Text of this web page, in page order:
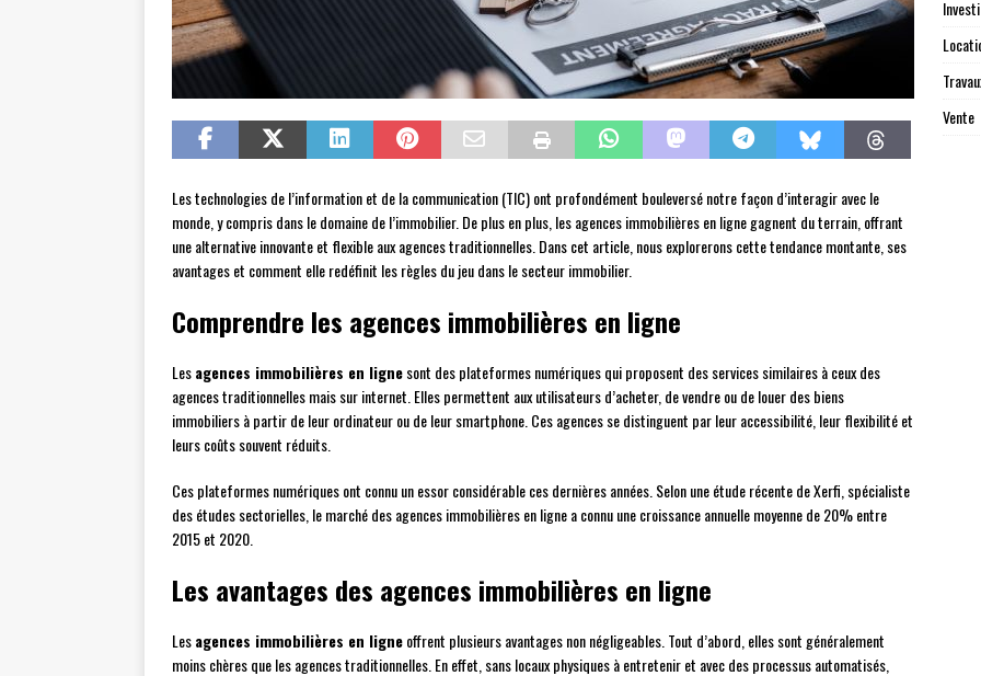
Les technologies de l’information et de la communication (TIC) ont profondément bouleversé notre façon d’interagir avec le
monde, y compris dans le domaine de l’immobilier. De plus en plus, les agences immobilières en ligne gagnent du terrain, offrant
une alternative innovante et flexible aux agences traditionnelles. Dans cet article, nous explorerons cette tendance montante, ses
avantages et comment elle redéfinit les règles du jeu dans le secteur immobilier.
Comprendre les agences immobilières en ligne
Lesagences immobilières en lignesont des plateformes numériques qui proposent des services similaires à ceux des
agences traditionnelles mais sur internet. Elles permettent aux utilisateurs d’acheter, de vendre ou de louer des biens
immobiliers à partir de leur ordinateur ou de leur smartphone. Ces agences se distinguent par leur accessibilité, leur flexibilité et
leurs coûts souvent réduits.
Ces plateformes numériques ont connu un essor considérable ces dernières années. Selon une étude récente de Xerfi, spécialiste
des études sectorielles, le marché des agences immobilières en ligne a connu une croissance annuelle moyenne de 20% entre
2015 et 2020.
Les avantages des agences immobilières en ligne
Lesagences immobilières en ligneoffrent plusieurs avantages non négligeables. Tout d’abord, elles sont généralement
moins chères que les agences traditionnelles. En effet, sans locaux physiques à entretenir et avec des processus automatisés,
Vente